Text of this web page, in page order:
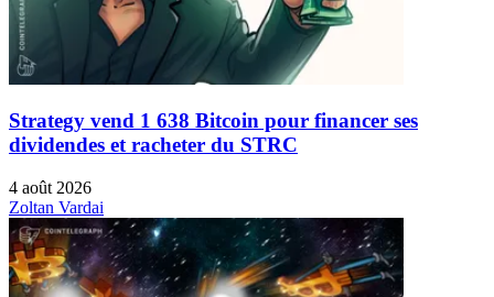
Strategy vend 1 638 Bitcoin pour financer ses
dividendes et racheter du STRC
4 août 2026
Zoltan Vardai